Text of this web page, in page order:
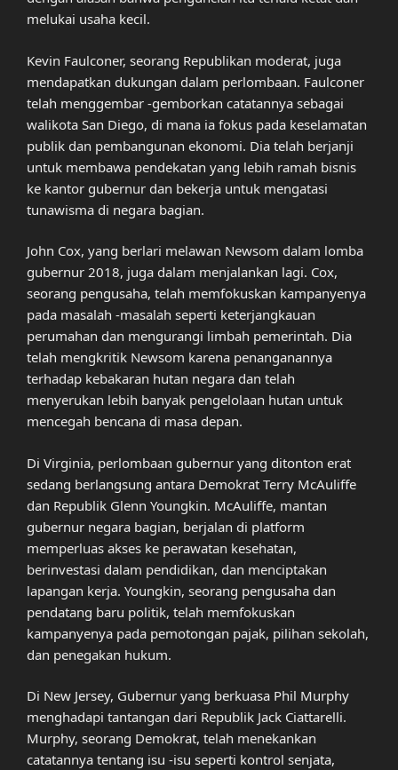
melukai usaha kecil.
Kevin Faulconer, seorang Republikan moderat, juga
mendapatkan dukungan dalam perlombaan. Faulconer
telah menggembar -gemborkan catatannya sebagai
walikota San Diego, di mana ia fokus pada keselamatan
publik dan pembangunan ekonomi. Dia telah berjanji
untuk membawa pendekatan yang lebih ramah bisnis
ke kantor gubernur dan bekerja untuk mengatasi
tunawisma di negara bagian.
John Cox, yang berlari melawan Newsom dalam lomba
gubernur 2018, juga dalam menjalankan lagi. Cox,
seorang pengusaha, telah memfokuskan kampanyenya
pada masalah -masalah seperti keterjangkauan
perumahan dan mengurangi limbah pemerintah. Dia
telah mengkritik Newsom karena penanganannya
terhadap kebakaran hutan negara dan telah
menyerukan lebih banyak pengelolaan hutan untuk
mencegah bencana di masa depan.
Di Virginia, perlombaan gubernur yang ditonton erat
sedang berlangsung antara Demokrat Terry McAuliffe
dan Republik Glenn Youngkin. McAuliffe, mantan
gubernur negara bagian, berjalan di platform
memperluas akses ke perawatan kesehatan,
berinvestasi dalam pendidikan, dan menciptakan
lapangan kerja. Youngkin, seorang pengusaha dan
pendatang baru politik, telah memfokuskan
kampanyenya pada pemotongan pajak, pilihan sekolah,
dan penegakan hukum.
Di New Jersey, Gubernur yang berkuasa Phil Murphy
menghadapi tantangan dari Republik Jack Ciattarelli.
Murphy, seorang Demokrat, telah menekankan
catatannya tentang isu -isu seperti kontrol senjata,